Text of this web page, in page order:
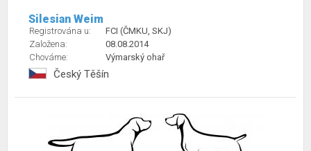
Silesian Weim
Registrována u:
FCI (ČMKU, SKJ)
Založena:
08.08.2014
Chováme:
Výmarský ohař
Český Těšín